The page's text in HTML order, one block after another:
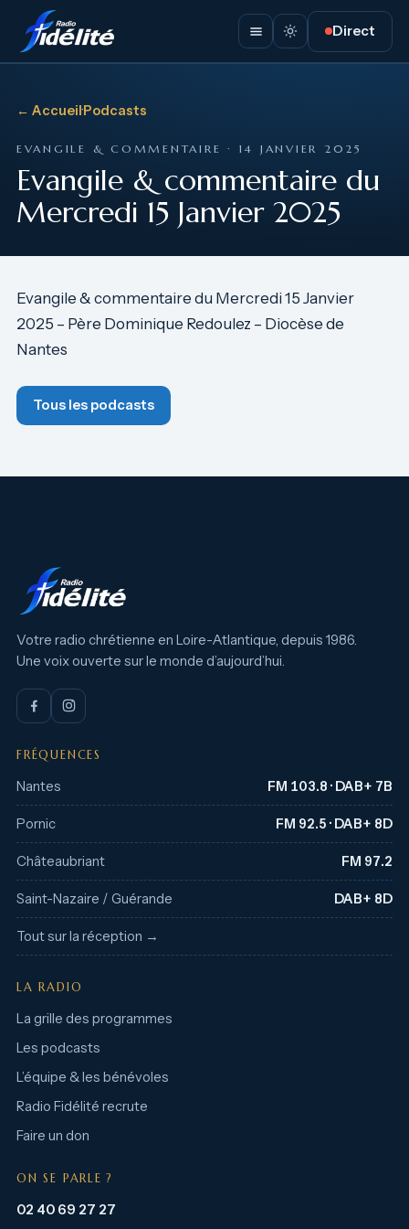
Direct
← Accueil·Podcasts
EVANGILE & COMMENTAIRE · 14 JANVIER 2025
Evangile & commentaire du
Mercredi 15 Janvier 2025
Evangile & commentaire du Mercredi 15 Janvier
2025 – Père Dominique Redoulez – Diocèse de
Nantes
Tous les podcasts
Votre radio chrétienne en Loire-Atlantique, depuis 1986.
Une voix ouverte sur le monde d’aujourd’hui.
FRÉQUENCES
Nantes FM 103.8 · DAB+ 7B
Pornic FM 92.5 · DAB+ 8D
Châteaubriant FM 97.2
Saint-Nazaire / Guérande DAB+ 8D
Tout sur la réception →
LA RADIO
La grille des programmes
Les podcasts
L’équipe & les bénévoles
Radio Fidélité recrute
Faire un don
ON SE PARLE ?
02 40 69 27 27